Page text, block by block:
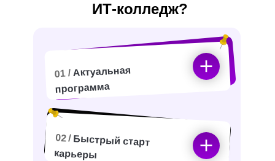
ИТ-колледж?
01 / Актуальная
программа
02 / Быстрый старт
карьеры